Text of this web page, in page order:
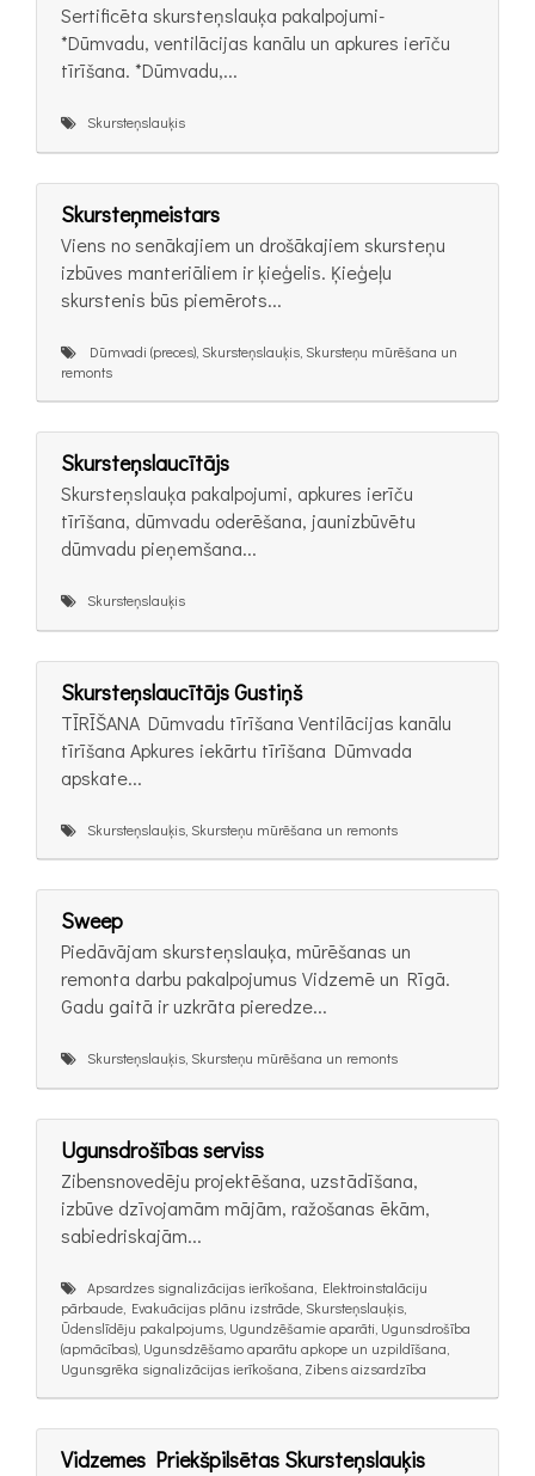
Sertificēta skursteņslauķa pakalpojumi-
*Dūmvadu, ventilācijas kanālu un apkures ierīču
tīrīšana. *Dūmvadu,...
Skursteņslauķis
Skursteņmeistars
Viens no senākajiem un drošākajiem skursteņu
izbūves manteriāliem ir ķieģelis. Ķieģeļu
skurstenis būs piemērots...
Dūmvadi (preces), Skursteņslauķis, Skursteņu mūrēšana un
remonts
Skursteņslaucītājs
Skursteņslauķa pakalpojumi, apkures ierīču
tīrīšana, dūmvadu oderēšana, jaunizbūvētu
dūmvadu pieņemšana...
Skursteņslauķis
Skursteņslaucītājs Gustiņš
TĪRĪŠANA Dūmvadu tīrīšana Ventilācijas kanālu
tīrīšana Apkures iekārtu tīrīšana Dūmvada
apskate...
Skursteņslauķis, Skursteņu mūrēšana un remonts
Sweep
Piedāvājam skursteņslauķa, mūrēšanas un
remonta darbu pakalpojumus Vidzemē un Rīgā.
Gadu gaitā ir uzkrāta pieredze...
Skursteņslauķis, Skursteņu mūrēšana un remonts
Ugunsdrošības serviss
Zibensnovedēju projektēšana, uzstādīšana,
izbūve dzīvojamām mājām, ražošanas ēkām,
sabiedriskajām...
Apsardzes signalizācijas ierīkošana, Elektroinstalāciju
pārbaude, Evakuācijas plānu izstrāde, Skursteņslauķis,
Ūdenslīdēju pakalpojums, Ugundzēšamie aparāti, Ugunsdrošība
(apmācības), Ugunsdzēšamo aparātu apkope un uzpildīšana,
Ugunsgrēka signalizācijas ierīkošana, Zibens aizsardzība
Vidzemes Priekšpilsētas Skursteņslauķis